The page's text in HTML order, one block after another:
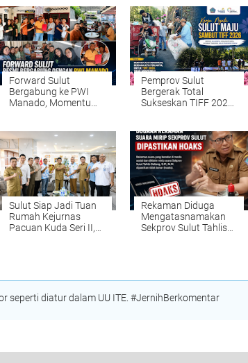
Forward Sulut
Bergabung ke PWI
Manado, Momentum
Integritas Pers
Pemprov Sulut
Bergerak Total
Sukseskan TIFF 2026,
Sambut Wisatawan
Dunia
Sulut Siap Jadi Tuan
Rumah Kejurnas
Pacuan Kuda Seri II,
Rekaman Diduga
Mengatasnamakan
Sekprov Sulut Tahlis
seperti diatur dalam UU ITE. #JernihBerkomentar